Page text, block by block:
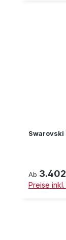
Swarovski
Regulärer
Ab
Preise